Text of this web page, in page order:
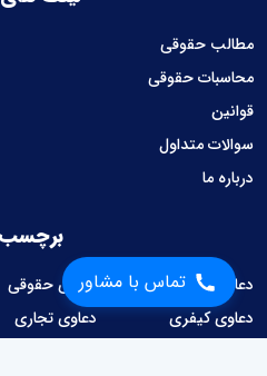
تماس با مشاور
مطالب حقوقی
محاسبات حقوقی
قوانین
سوالات متداول
درباره ما
دعاوی ملکی دعاوی حقوقی
دعاوی کیفری
دعاوی تجاری